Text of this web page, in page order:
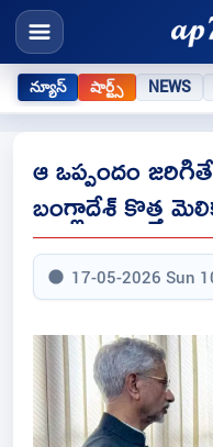
న్యూస్ షార్ట్స్ NEWS
ఆ ఒప్పందం
బంగ్లాదేశ్‌ కొత్త
17-05-2026 Sun